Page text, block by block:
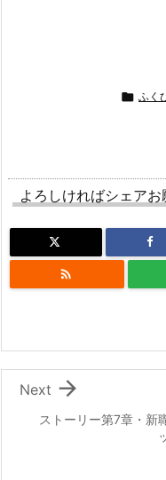
 ふく
よろしければシェアお

ストーリー第7章・新

Next